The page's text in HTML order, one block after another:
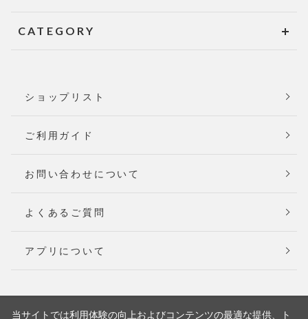
CATEGORY
ショップリスト
ご利用ガイド
お問い合わせについて
よくあるご質問
アプリについて
当サイトでは利用体験の向上およびコンテンツの最適な提供、ト